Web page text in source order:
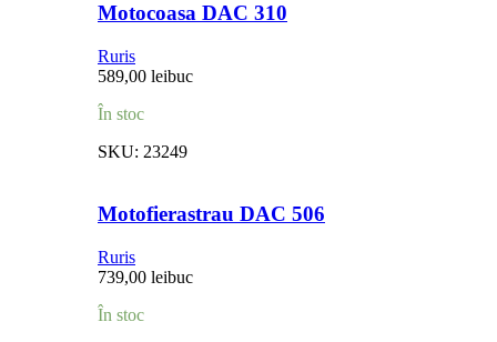
Motocoasa DAC 310
Ruris
589,00 leibuc
În stoc
SKU: 23249
Motofierastrau DAC 506
Ruris
739,00 leibuc
În stoc